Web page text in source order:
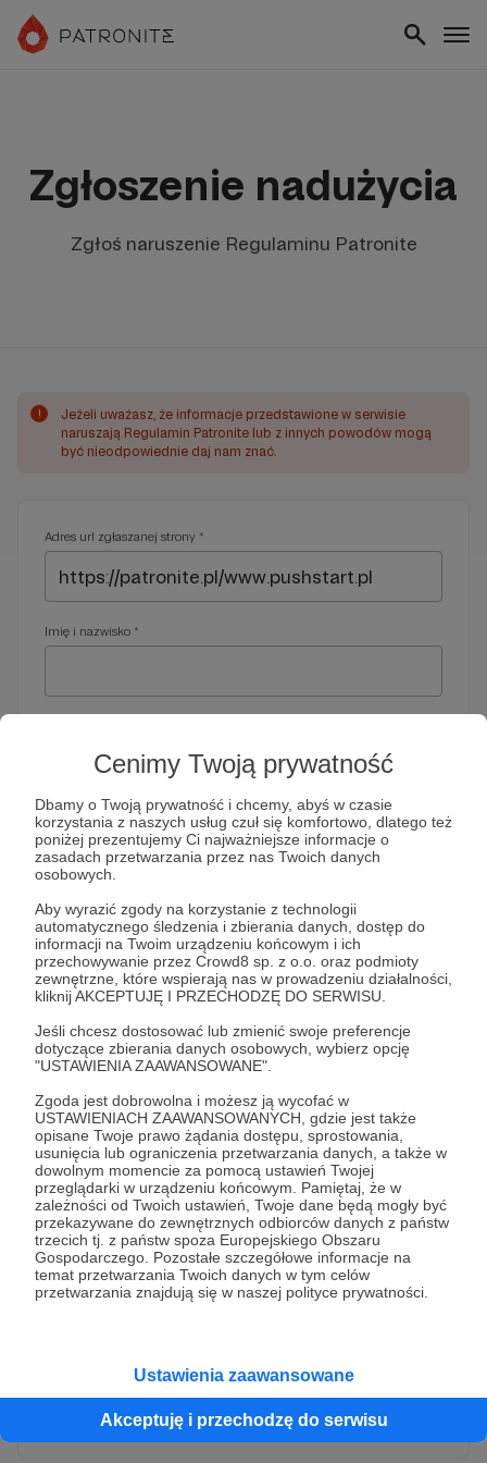
Cenimy Twoją prywatność
Dbamy o Twoją prywatność i chcemy, abyś w czasie
korzystania z naszych usług czuł się komfortowo, dlatego też
poniżej prezentujemy Ci najważniejsze informacje o
zasadach przetwarzania przez nas Twoich danych
osobowych.
Aby wyrazić zgody na korzystanie z technologii
automatycznego śledzenia i zbierania danych, dostęp do
informacji na Twoim urządzeniu końcowym i ich
przechowywanie przez Crowd8 sp. z o.o. oraz podmioty
zewnętrzne, które wspierają nas w prowadzeniu działalności,
kliknij AKCEPTUJĘ I PRZECHODZĘ DO SERWISU.
Jeśli chcesz dostosować lub zmienić swoje preferencje
dotyczące zbierania danych osobowych, wybierz opcję
"USTAWIENIA ZAAWANSOWANE".
Zgoda jest dobrowolna i możesz ją wycofać w
USTAWIENIACH ZAAWANSOWANYCH, gdzie jest także
opisane Twoje prawo żądania dostępu, sprostowania,
usunięcia lub ograniczenia przetwarzania danych, a także w
dowolnym momencie za pomocą ustawień Twojej
przeglądarki w urządzeniu końcowym. Pamiętaj, że w
zależności od Twoich ustawień, Twoje dane będą mogły być
przekazywane do zewnętrznych odbiorców danych z państw
trzecich tj. z państw spoza Europejskiego Obszaru
Gospodarczego. Pozostałe szczegółowe informacje na
temat przetwarzania Twoich danych w tym celów
przetwarzania znajdują się w naszej polityce prywatności.
Ustawienia zaawansowane
Akceptuję i przechodzę do serwisu
Zgłoszenie nadużycia
Zgłoś naruszenie Regulaminu Patronite
!
Jeżeli uważasz, że informacje przedstawione w serwisie
naruszają Regulamin Patronite lub z innych powodów mogą
być nieodpowiednie daj nam znać.
Adres url zgłaszanej strony *
Imię i nazwisko *
Telefon *
dodatkowe pytania
Treść wiadomości *
* Wyrażam zgodę na przetwarzanie moich danych
osobowych przez Patronite
Administratorem Twoich danych osobowych jest Crowd8 sp. z o.o.
z siedziba w Warszawie, ul. Żwirki i Wigury 16, 02-092 Warszawa.
Twoje dane osobowe będą przetwarzane w szczególności w celu
wykonania umowy zawartej z Tobą, w tym do umożliwienia
Gwarantujemy spełnienie wszystkich Twoich praw wynikających
z ogólnego rozporządzenia o ochronie danych, tj. prawo dostępu,
sprostowania oraz usunięcia Twoich danych, ograniczenia ich
rozwiń zgodę
Wyślij zgłoszenie